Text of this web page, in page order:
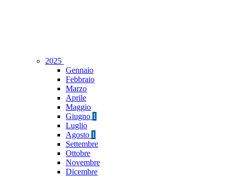
2025
Gennaio
Febbraio
Marzo
Aprile
Maggio
Giugno 1
Luglio
Agosto 1
Settembre
Ottobre
Novembre
Dicembre